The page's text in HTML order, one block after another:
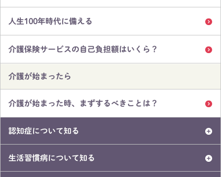
人生100年時代に備える
介護保険サービスの自己負担額はいくら？
介護が始まったら
介護が始まった時、まずするべきことは？
認知症について知る
生活習慣病について知る